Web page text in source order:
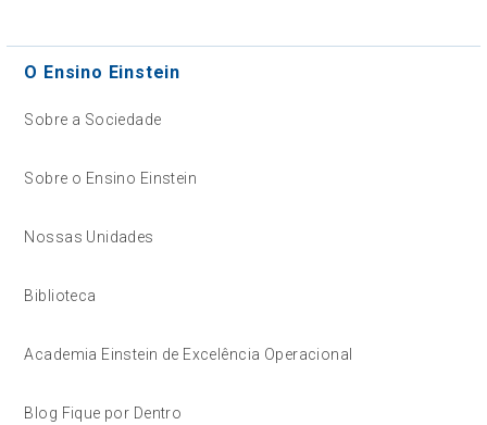
O Ensino Einstein
Sobre a Sociedade
Sobre o Ensino Einstein
Nossas Unidades
Biblioteca
Academia Einstein de Excelência Operacional
Blog Fique por Dentro